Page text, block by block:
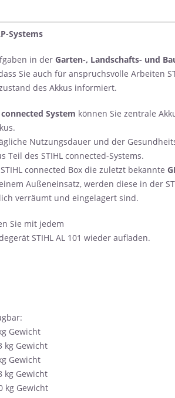
Systems
in der Garten-, Landschafts- und
Sie auch für anspruchsvolle Arbeiten
des Akkus informiert.
connected System können Sie zentrale
Nutzungsdauer und der
des STIHL connected-Systems.
connected Box die zuletzt bekannte
Außeneinsatz, werden diese in der
verräumt und eingelagert sind.
Sie mit jedem
STIHL AL 101 wieder aufladen.
Gewicht
kg Gewicht
Gewicht
kg Gewicht
kg Gewicht